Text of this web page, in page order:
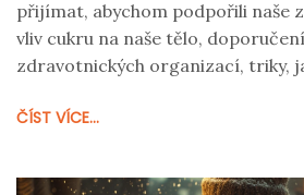
přijímat, abychom podpořili naše
vliv cukru na naše tělo,
zdravotnických organizací, triky,
něco o skrytých cukrech v našich
ČÍST VÍCE...